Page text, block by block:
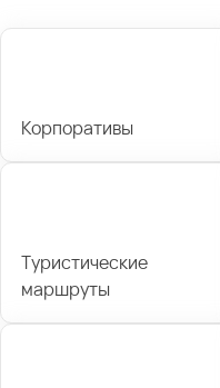
Корпоративы
Туристические
маршруты